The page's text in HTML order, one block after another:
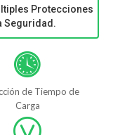
Protecciones
Seguridad.
de Tiempo de
Carga